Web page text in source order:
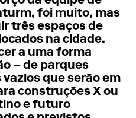
foi muito, mas
três espaços de
na cidade.
a uma forma
– de parques
que serão em
construções X ou
e futuro